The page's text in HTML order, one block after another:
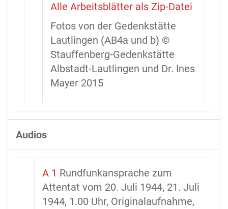
Alle Arbeitsblätter als Zip-Datei
Fotos von der Gedenkstätte
Lautlingen (AB4a und b) ©
Stauffenberg-Gedenkstätte
Albstadt-Lautlingen und Dr. Ines
Mayer 2015
Audios
A 1 Rundfunkansprache zum
Attentat vom 20. Juli 1944, 21. Juli
1944, 1.00 Uhr, Originalaufnahme,